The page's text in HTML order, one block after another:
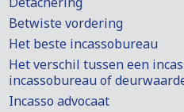
Betwiste vordering
Het beste incassobureau
Het verschil tussen een
incassobureau of
Incasso advocaat